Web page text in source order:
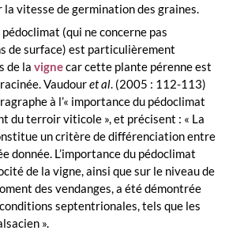
vitesse de germination des graines.
(qui ne concerne pas
de surface) est particulièrement
de lavignecar cette plante pérenne est
Vaudouret al. (2005 : 112-113)
à l’« importance du pédoclimat
du terroir viticole », et précisent : « La
un critère de différenciation entre
donnée. L’importance du pédoclimat
de la vigne, ainsi que sur le niveau de
des vendanges, a été démontrée
septentrionales, tels que les
».